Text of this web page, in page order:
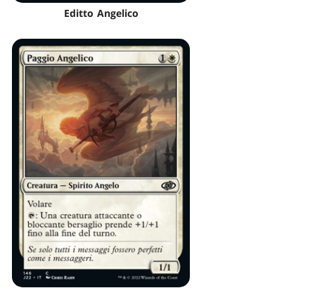
Editto Angelico